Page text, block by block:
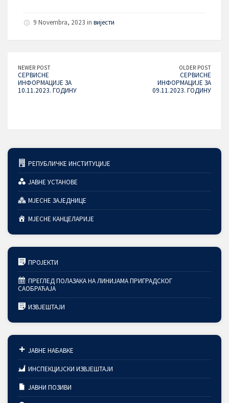
9 Novembra, 2023 in вијести
NEWER POST
СЕРВИСНЕ
ИНФОРМАЦИЈЕ ЗА
10.11.2023. ГОДИНУ
OLDER POST
СЕРВИСНЕ
ИНФОРМАЦИЈЕ ЗА
09.11.2023. ГОДИНУ
РЕПУБЛИЧКЕ ИНСТИТУЦИЈЕ
ЈАВНЕ УСТАНОВЕ
МЈЕСНЕ ЗАЈЕДНИЦЕ
МЈЕСНЕ КАНЦЕЛАРИЈЕ
ПРОЈЕКТИ
ПРЕГЛЕД ПОЛАЗАКА НА ЛИНИЈАМА ПРИГРАДСКОГ
САОБРАЋАЈА
ИЗВЈЕШТАЈИ
ЈАВНЕ НАБАВКЕ
ИНСПЕКЦИЈСКИ ИЗВЈЕШТАЈИ
ЈАВНИ ПОЗИВИ